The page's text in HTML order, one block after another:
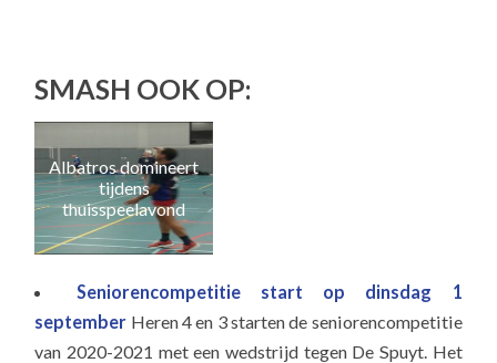
SMASH OOK OP:
Albatros domineert
tijdens
thuisspeelavond
Seniorencompetitie start op dinsdag 1
september Heren 4 en 3 starten de seniorencompetitie
van 2020-2021 met een wedstrijd tegen De Spuyt. Het